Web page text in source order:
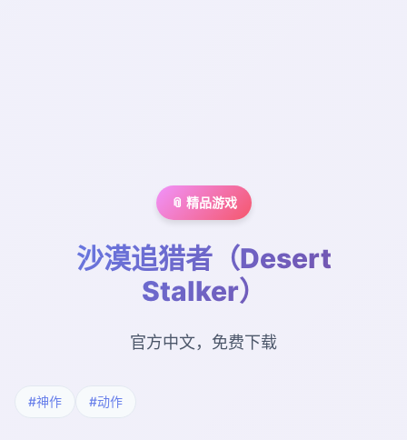
📎 精品游戏
沙漠追猎者（Desert
Stalker）
官方中文，免费下载
#神作 #动作